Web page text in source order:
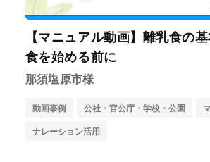
【マニュアル動画】離乳食の
食を始める前に
那須塩原市様
動画事例 公社・官公庁・学校・公園
ナレーション活用